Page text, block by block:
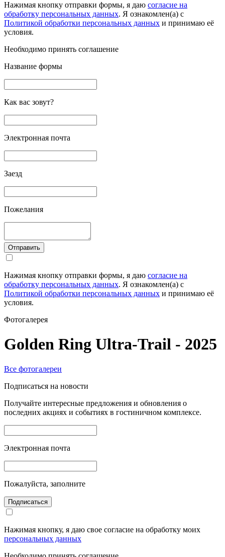
Нажимая кнопку отправки формы, я даю согласие на
обработку персональных данных. Я ознакомлен(а) с
Политикой обработки персональных данных и принимаю её
условия.
Необходимо принять соглашение
Название формы
Как вас зовут?
Электронная почта
Заезд
Пожелания
Отправить
Нажимая кнопку отправки формы, я даю согласие на
обработку персональных данных. Я ознакомлен(а) с
Политикой обработки персональных данных и принимаю её
условия.
Фотогалерея
Golden Ring Ultra-Trail - 2025
Все фотогалереи
Подписаться на новости
Получайте интересные предложения и обновления о
последних акциях и событиях в гостиничном комплексе.
Электронная почта
Пожалуйста, заполните
Подписаться
Нажимая кнопку, я даю свое согласие на обработку моих
персональных данных